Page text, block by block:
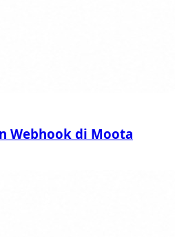
Webhook di Moota